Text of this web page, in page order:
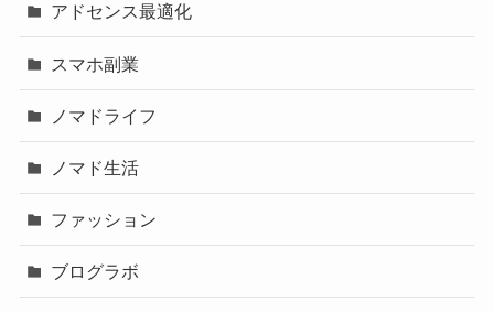
アドセンス最適化
スマホ副業
ノマドライフ
ノマド生活
ファッション
ブログラボ